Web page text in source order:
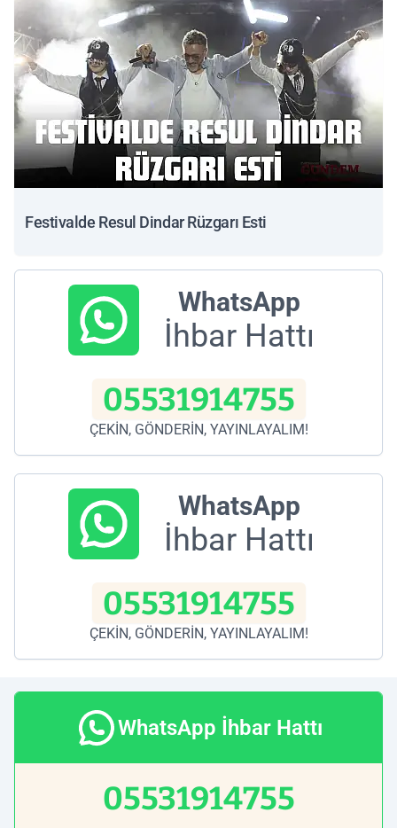
Festivalde Resul Dindar Rüzgarı Esti
WhatsApp
İhbar Hattı
05531914755
ÇEKİN, GÖNDERİN, YAYINLAYALIM!
WhatsApp
İhbar Hattı
05531914755
ÇEKİN, GÖNDERİN, YAYINLAYALIM!
WhatsApp İhbar Hattı
05531914755